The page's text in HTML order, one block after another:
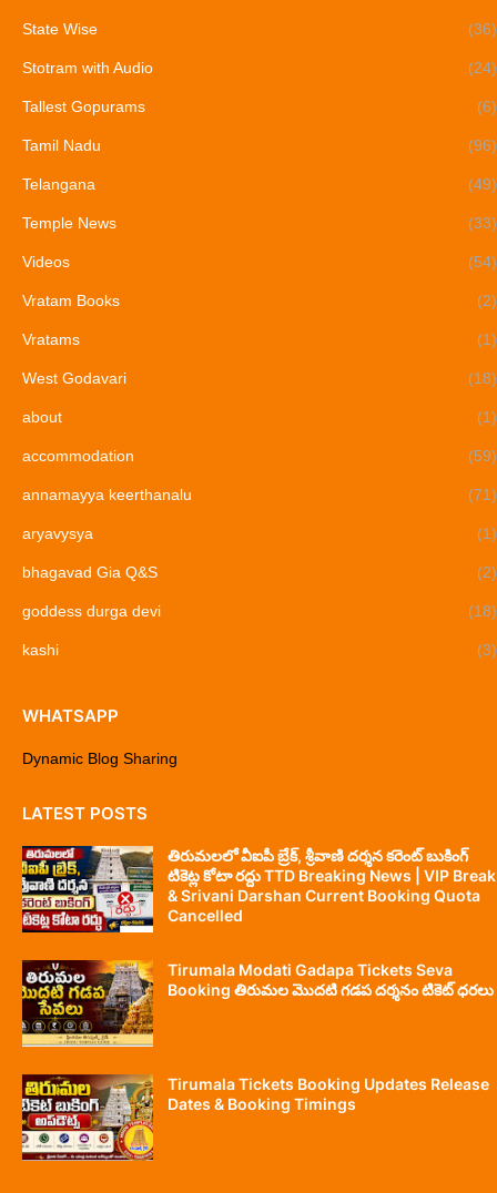
State Wise (36)
Stotram with Audio (24)
Tallest Gopurams (6)
Tamil Nadu (96)
Telangana (49)
Temple News (33)
Videos (54)
Vratam Books (2)
Vratams (1)
West Godavari (18)
about (1)
accommodation (59)
annamayya keerthanalu (71)
aryavysya (1)
bhagavad Gia Q&S (2)
goddess durga devi (18)
kashi (3)
WHATSAPP
Dynamic Blog Sharing
LATEST POSTS
తిరుమలలో వీఐపీ బ్రేక్, శ్రీవాణి దర్శన కరెంట్ బుకింగ్
టికెట్ల కోటా రద్దు TTD Breaking News | VIP Break
& Srivani Darshan Current Booking Quota
Cancelled
Tirumala Modati Gadapa Tickets Seva
Booking తిరుమల మొదటి గడప దర్శనం టికెట్ ధరలు
Tirumala Tickets Booking Updates Release
Dates & Booking Timings